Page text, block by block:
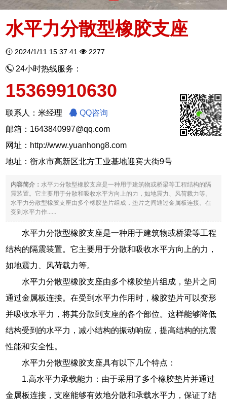
水平力分散型橡胶支座
2024/1/11 15:37:41 2277
24小时热线服务：
15369910630
联系人：米经理
QQ咨询
邮箱：1643840997@qq.com
网址： http://www.yuanhong8.com
地址：衡水市高新区北方工业基地迎宾大街9号
内容简介： 水平力分散型橡胶支座是一种用于建筑物或桥梁等工程结构的隔
震装置。它主要用于分散和吸收水平方向上的力，如地震力、风荷载力等。
水平力分散型橡胶支座由多个橡胶垫片组成，垫片之间通过金属板连接。在
受到水平力作......
水平力分散型橡胶支座是一种用于建筑物或桥梁等工程
结构的隔震装置。它主要用于分散和吸收水平方向上的力，
如地震力、风荷载力等。
水平力分散型橡胶支座由多个橡胶垫片组成，垫片之间
通过金属板连接。在受到水平力作用时，橡胶垫片可以变形
并吸收水平力，将其分散到支座的各个部位。这样能够降低
结构受到的水平力，减小结构的振动响应，提高结构的抗震
性能和安全性。
水平力分散型橡胶支座具有以下几个特点：
1.高水平力承载能力：由于采用了多个橡胶垫片并通过
金属板连接，支座能够有效地分散和承载水平力，保证了结